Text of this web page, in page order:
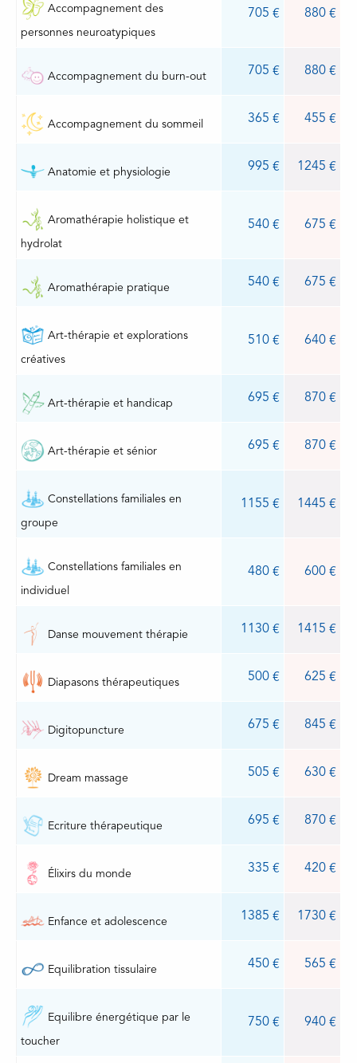
Accompagnement des
personnes neuroatypiques
705 880
Accompagnement du burn-out 705 880
Accompagnement du sommeil 365 455
Anatomie et physiologie 995 1245
Aromathérapie holistique et
hydrolat
540 675
Aromathérapie pratique 540 675
Art-thérapie et explorations
créatives
510 640
Art-thérapie et handicap 695 870
Art-thérapie et sénior 695 870
Constellations familiales en
groupe
1155 1445
Constellations familiales en
individuel
480 600
Danse mouvement thérapie 1130 1415
Diapasons thérapeutiques 500 625
Digitopuncture 675 845
Dream massage 505 630
Ecriture thérapeutique 695 870
Élixirs du monde 335 420
Enfance et adolescence 1385 1730
Equilibration tissulaire 450 565
Equilibre énergétique par le
toucher
750 940